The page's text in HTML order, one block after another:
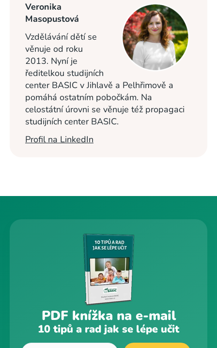
Veronika
Masopustová
Vzdělávání dětí se
věnuje od roku
2013. Nyní je
ředitelkou studijních
center BASIC v Jihlavě a Pelhřimově a
pomáhá ostatním pobočkám. Na
celostátní úrovni se věnuje též propagaci
studijních center BASIC.
Profil na LinkedIn
PDF knížka na e-mail
10 tipů a rad jak se lépe učit